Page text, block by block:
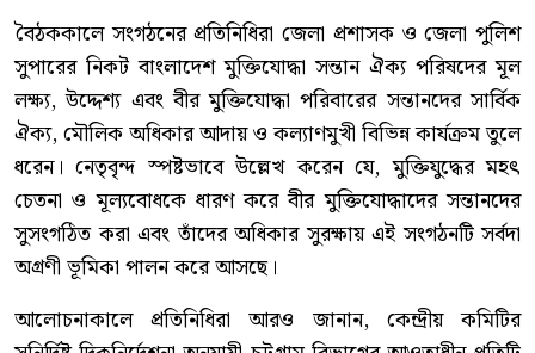
বৈঠককালে সংগঠনের প্রতিনিধিরা জেলা প্রশাসক ও জেলা পুলিশ
সুপারের নিকট বাংলাদেশ মুক্তিযোদ্ধা সন্তান ঐক্য পরিষদের মূল
লক্ষ্য, উদ্দেশ্য এবং বীর মুক্তিযোদ্ধা পরিবারের সন্তানদের সার্বিক
ঐক্য, মৌলিক অধিকার আদায় ও কল্যাণমুখী বিভিন্ন কার্যক্রম তুলে
ধরেন। নেতৃবৃন্দ স্পষ্টভাবে উল্লেখ করেন যে, মুক্তিযুদ্ধের মহৎ
চেতনা ও মূল্যবোধকে ধারণ করে বীর মুক্তিযোদ্ধাদের সন্তানদের
সুসংগঠিত করা এবং তাঁদের অধিকার সুরক্ষায় এই সংগঠনটি সর্বদা
অগ্রণী ভূমিকা পালন করে আসছে।
আলোচনাকালে প্রতিনিধিরা আরও জানান, কেন্দ্রীয় কমিটির